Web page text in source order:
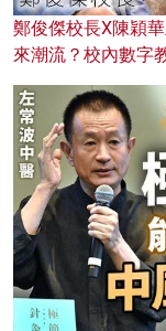
鄭俊傑校長X陳穎
來潮流？校內數字